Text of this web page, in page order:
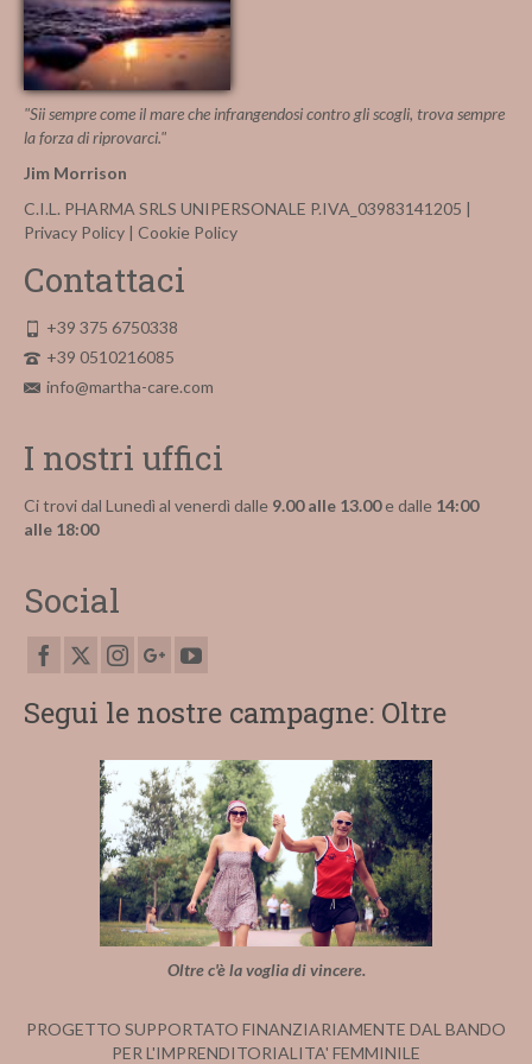
"Sii sempre come il mare che infrangendosi contro gli scogli, trova sempre
la forza di riprovarci."
Jim Morrison
C.I.L. PHARMA SRLS UNIPERSONALE P.IVA_03983141205 |
Privacy Policy | Cookie Policy
Contattaci
+39 375 6750338
+39 0510216085
info@martha-care.com
I nostri uffici
Ci trovi dal Lunedì al venerdì dalle 9.00 alle 13.00e dalle 14:00
alle 18:00
Social
Segui le nostre campagne: Oltre
Oltre c'è la voglia di vincere.
PROGETTO SUPPORTATO FINANZIARIAMENTE DAL BANDO
PER L'IMPRENDITORIALITA' FEMMINILE